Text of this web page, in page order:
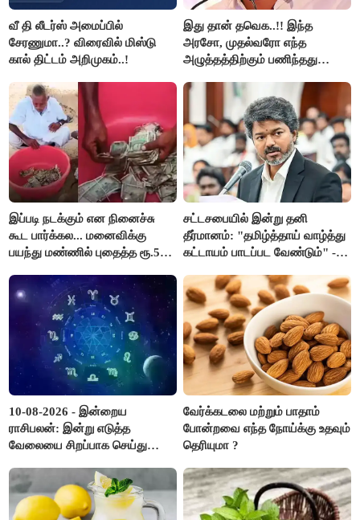
வீ தி லீடர்ஸ் அமைப்பில்
சேரணுமா..? விரைவில் மிஸ்டு
கால் திட்டம் அறிமுகம்..!
இது தான் தவெக..!! இந்த
அரசோ, முதல்வரோ எந்த
அழுத்தத்திற்கும் பணிந்தது
அருண்ராஜ்..!
இப்படி நடக்கும் என நினைச்சு
கூட பார்க்கல... மனைவிக்கு
பயந்து மண்ணில் புதைத்த ரூ.5
சட்டசபையில் இன்று தனி
தீர்மானம்: "தமிழ்த்தாய் வாழ்த்து
கட்டாயம் பாடப்பட வேண்டும்" -
10-08-2026 - இன்றைய
ராசிபலன்: இன்று எடுத்த
வேலையை சிறப்பாக செய்து
அதே நேரத்தில் கூடுதலாக
உழைக்க வேண்டி இருக்கும்..!
வேர்க்கடலை மற்றும் பாதாம்
போன்றவை எந்த நோய்க்கு உதவும்
தெரியுமா ?